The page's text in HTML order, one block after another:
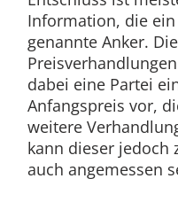
Information, die
genannte Anker.
dabei eine Partei
Anfangspreis vor,
weitere
kann dieser jedoch
auch angemessen